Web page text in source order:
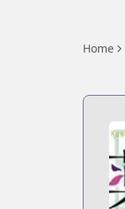
Home